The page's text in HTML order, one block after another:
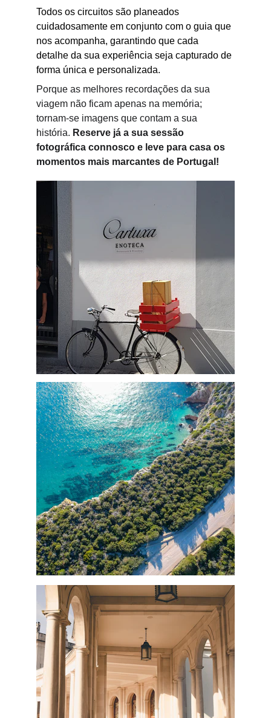
Todos os circuitos são planeados
cuidadosamente em conjunto com o guia que
nos acompanha, garantindo que cada
detalhe da sua experiência seja capturado de
forma única e personalizada.
Porque as melhores recordações da sua
viagem não ficam apenas na memória;
tornam-se imagens que contam a sua
história. Reserve já a sua sessão
fotográfica connosco e leve para casa os
momentos mais marcantes de Portugal!